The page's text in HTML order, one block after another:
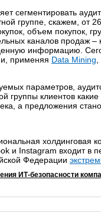
сегментировать
группе, скажем, от
объем покупок,
каналов продаж
информацию.
и, применяя Data Mining
параметров,
группы клиентов
а предложения
холдинговая
и Instagram входит в
Федерации
ИТ-безопасности